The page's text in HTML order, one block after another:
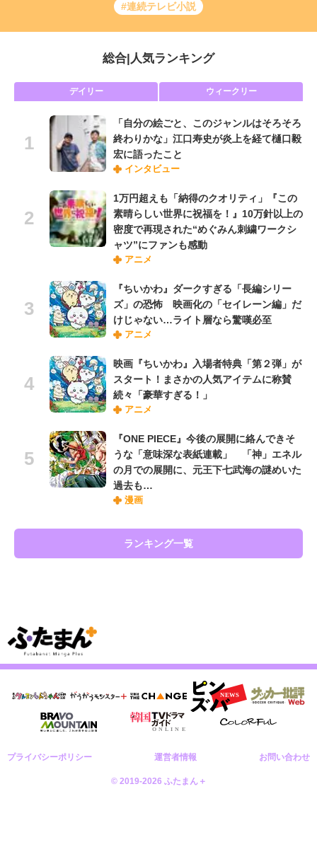
#連続テレビ小説
総合 人気ランキング
デイリー ウィークリー
「自分の絵ごと、このジャンルはそろそろ
終わりかな」江口寿史が炎上を経て樋口毅
宏に語ったこと
インタビュー
1万円超えも「納得のクオリティ」『この
素晴らしい世界に祝福を！』10万針以上の
密度で再現された“めぐみん刺繍ワークシ
ャツ”にファンも感動
アニメ
『ちいかわ』ダークすぎる「長編シリー
ズ」の恐怖 映画化の「セイレーン編」だ
けじゃない…ライト層なら驚嘆必至
アニメ
映画『ちいかわ』入場者特典「第２弾」が
スタート！まさかの人気アイテムに称賛
続々「豪華すぎる！」
アニメ
『ONE PIECE』今後の展開に絡んできそ
うな「意味深な表紙連載」 「神」エネル
の月での展開に、元王下七武海の謎めいた
過去も…
漫画
ランキング一覧
プライバシーポリシー 運営者情報 お問い合わせ
© 2019-2026 ふたまん＋